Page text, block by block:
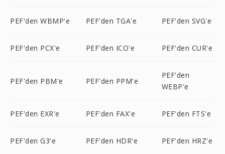
PEF'den WBMP'e PEF'den TGA'e PEF'den SVG'e
PEF'den PCX'e PEF'den ICO'e PEF'den CUR'e
PEF'den PBM'e PEF'den PPM'e
PEF'den
WEBP'e
PEF'den EXR'e PEF'den FAX'e PEF'den FTS'e
PEF'den G3'e PEF'den HDR'e PEF'den HRZ'e